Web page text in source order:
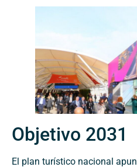
Objetivo 2031
El plan turístico nacional